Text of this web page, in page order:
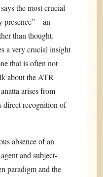
the most crucial
presence” – an
than thought.
a very crucial insight
that is often not
about the ATR
arises from
direct recognition of
absence of an
and subject-
paradigm and the